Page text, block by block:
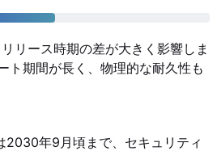
リース時期の差が大きく影響しま
ト期間が長く、物理的な耐久性も
年9月頃まで、セキュリティ